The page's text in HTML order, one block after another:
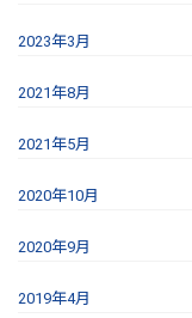
2023年3月
2021年8月
2021年5月
2020年10月
2020年9月
2019年4月